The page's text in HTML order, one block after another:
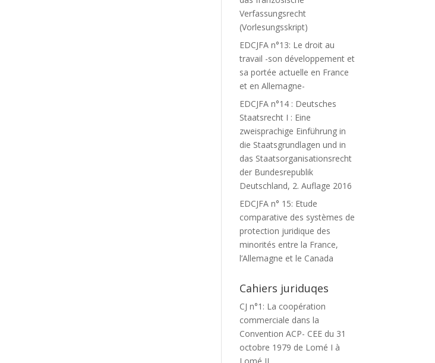
Verfassungsrecht
(Vorlesungsskript)
EDCJFA n°13: Le droit au
travail -son développement et
sa portée actuelle en France
et en Allemagne-
EDCJFA n°14 : Deutsches
Staatsrecht I : Eine
zweisprachige Einführung in
die Staatsgrundlagen und in
das Staatsorganisationsrecht
der Bundesrepublik
Deutschland, 2. Auflage 2016
EDCJFA n° 15: Etude
comparative des systèmes de
protection juridique des
minorités entre la France,
l’Allemagne et le Canada
Cahiers juriduqes
CJ n°1: La coopération
commerciale dans la
Convention ACP- CEE du 31
octobre 1979 de Lomé I à